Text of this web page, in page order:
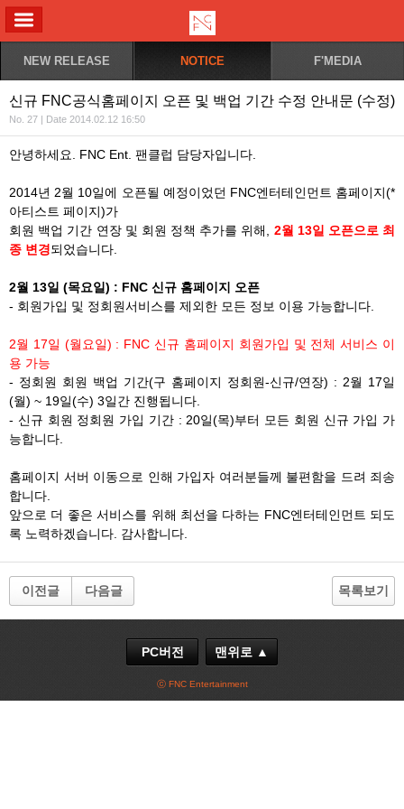
NEW RELEASE NOTICE F'MEDIA
신규 FNC공식홈페이지 오픈 및 백업 기간 수정 안내문 (수정)
No. 27 | Date 2014.02.12 16:50
안녕하세요. FNC Ent. 팬클럽 담당자입니다.
2014년 2월 10일에 오픈될 예정이었던 FNC엔터테인먼트 홈페이지(*
아티스트 페이지)가
회원 백업 기간 연장 및 회원 정책 추가를 위해,
2월 13일 오픈으로 최
종 변경되었습니다.
2월 13일 (목요일) : FNC 신규 홈페이지 오픈
- 회원가입 및 정회원서비스를 제외한 모든 정보 이용 가능합니다.
2월 17일 (월요일) : FNC 신규 홈페이지 회원가입 및 전체 서비스 이
용 가능
- 정회원 회원 백업 기간(구 홈페이지 정회원-신규/연장) : 2월 17일
(월) ~ 19일(수) 3일간 진행됩니다.
- 신규 회원 정회원 가입 기간 : 20일(목)부터 모든 회원 신규 가입 가
능합니다.
홈페이지 서버 이동으로 인해 가입자 여러분들께 불편함을 드려 죄송
합니다.
앞으로 더 좋은 서비스를 위해 최선을 다하는 FNC엔터테인먼트 되도
록 노력하겠습니다. 감사합니다.
이전글 다음글 목록보기
PC버전 맨위로 ▲
ⓒ FNC Entertainment